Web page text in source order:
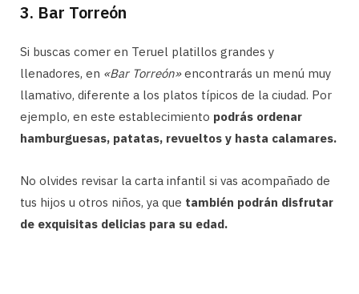
3. Bar Torreón
Si buscas comer en Teruel platillos grandes y
llenadores, en «Bar Torreón»encontrarás un menú muy
llamativo, diferente a los platos típicos de la ciudad. Por
ejemplo, en este establecimiento podrás ordenar
hamburguesas, patatas, revueltos y hasta calamares.
No olvides revisar la carta infantil si vas acompañado de
tus hijos u otros niños, ya que también podrán disfrutar
de exquisitas delicias para su edad.